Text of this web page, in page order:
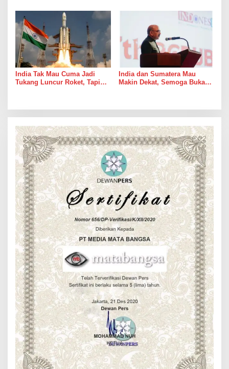
India Tak Mau Cuma Jadi
Tukang Luncur Roket, Tapi
India dan Sumatera Mau
Makin Dekat, Semoga Bukan